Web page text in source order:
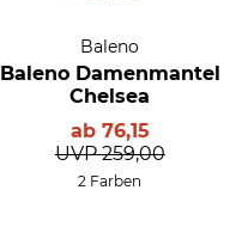
Baleno
Baleno Damenmantel
Chelsea
ab 76,15
UVP 259,00
2 Farben